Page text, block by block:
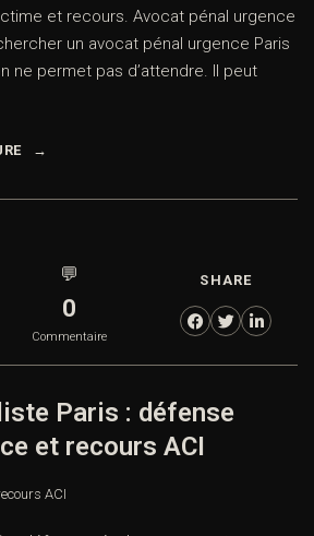
et recours. Avocat pénal urgence
un avocat pénal urgence Paris
ne permet pas d’attendre. Il peut
💬
0
Commentaire
SHARE
Paris : défense
et recours ACI
ACI